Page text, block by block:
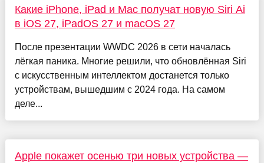
Какие iPhone, iPad и Mac получат новую Siri Ai
в iOS 27, iPadOS 27 и macOS 27
После презентации WWDC 2026 в сети началась
лёгкая паника. Многие решили, что обновлённая Siri
с искусственным интеллектом достанется только
устройствам, вышедшим с 2024 года. На самом
деле...
Apple покажет осенью три новых устройства —